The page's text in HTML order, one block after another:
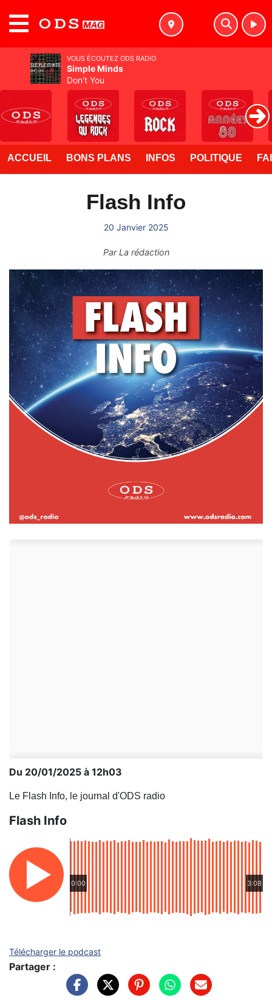
ACCUEIL BONS PLANS INFOS POLITIQUE
Flash Info
20 Janvier 2025
ParLa rédaction
Du 20/01/2025 à 12h03
Le Flash Info, le journal d'ODS radio
Flash Info
0:00 3:08
Télécharger le podcast
Partager :
VOUS ÉCOUTEZ ODS RADIO
Simple Minds
Don't You